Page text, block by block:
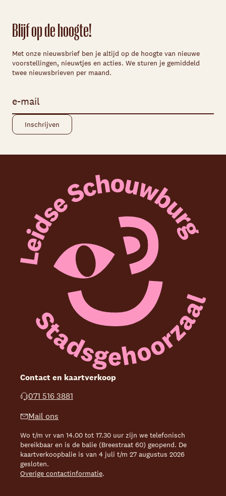
Blijf op de hoogte!
Met onze nieuwsbrief ben je altijd op de hoogte van nieuwe
voorstellingen, nieuwtjes en acties. We sturen je gemiddeld
twee nieuwsbrieven per maand.
Contact en kaartverkoop
071 516 3881
Mail ons
Wo t/m vr van 14.00 tot 17.30 uur zijn we telefonisch
bereikbaar en is de balie (Breestraat 60) geopend. De
kaartverkoopbalie is van 4 juli t/m 27 augustus 2026
gesloten.
Overige contactinformatie.